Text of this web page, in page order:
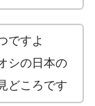
ですよ
シの日本の
どころです